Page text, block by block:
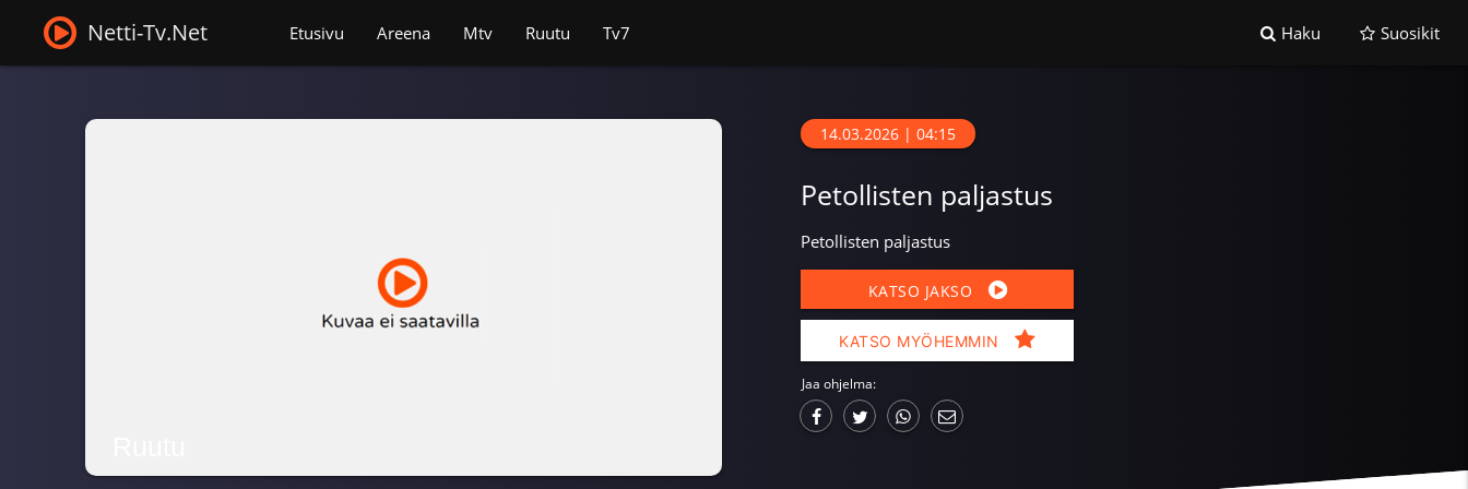
Netti-Tv.Net Etusivu Areena Mtv Ruutu Tv7 Haku Suosikit
14.03.2026 | 04:15
Petollisten paljastus
Petollisten paljastus
KATSO JAKSO
KATSO MYÖHEMMIN
Jaa ohjelma: